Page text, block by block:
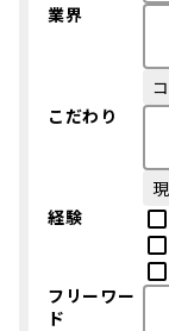
業界
こだわり
経験
フリーワー
ド